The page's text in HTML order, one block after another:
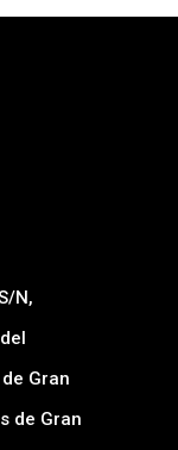
N,
Gran
de Gran